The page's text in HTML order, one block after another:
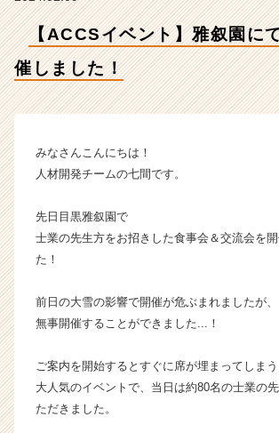
ス
ル
ィ
ン
イ
イ
ン】
ン
チ
【ACCSイベント】雅叙園に
催しました！
みなさんこんにちは！
人材開発チームの七間です。
先日目黒雅叙園で
士業の先生方をお招きした食事会＆交流会を
た！
前日の大雪の影響で開催が危ぶまれましたが、
無事開催することができました...！
ご案内を開始するとすぐに席が埋まってしまう
大人気のイベントで、当日は約80名の士業の
ただきました。